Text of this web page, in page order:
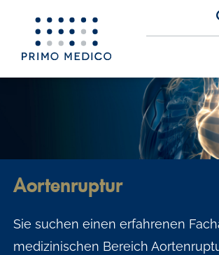
S
Aortenruptur
Sie suchen einen erfahrenen
medizinischen Bereich